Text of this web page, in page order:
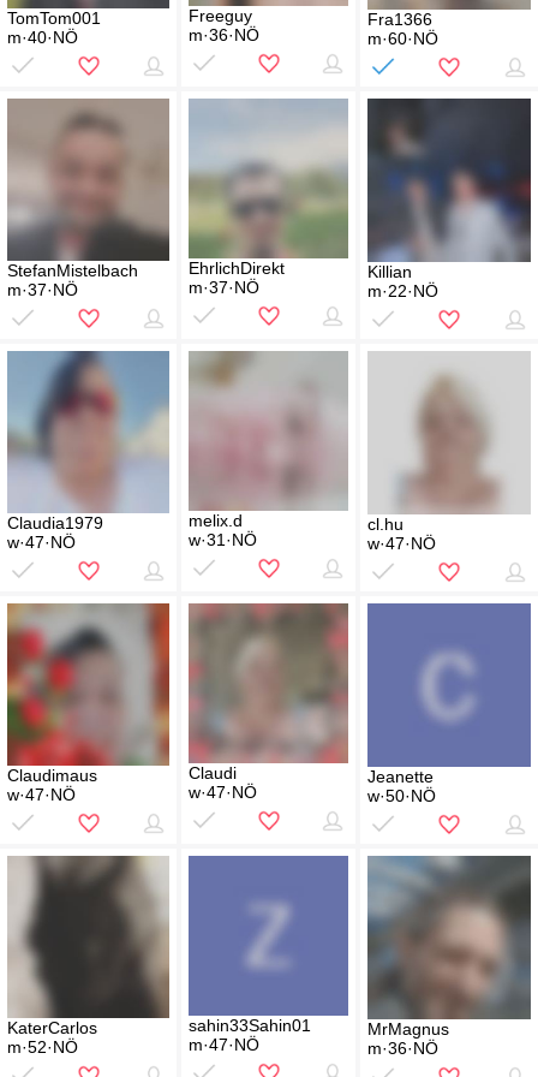
TomTom001
m·40·NÖ
Freeguy
m·36·NÖ
Fra1366
m·60·NÖ
StefanMistelbach
m·37·NÖ
EhrlichDirekt
m·37·NÖ
Killian
m·22·NÖ
Claudia1979
w·47·NÖ
melix.d
w·31·NÖ
cl.hu
w·47·NÖ
Claudimaus
w·47·NÖ
Claudi
w·47·NÖ
Jeanette
w·50·NÖ
KaterCarlos
m·52·NÖ
sahin33Sahin01
m·47·NÖ
MrMagnus
m·36·NÖ